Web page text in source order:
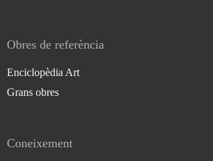
Obres de referència
Enciclopèdia Art
Grans obres
Coneixement